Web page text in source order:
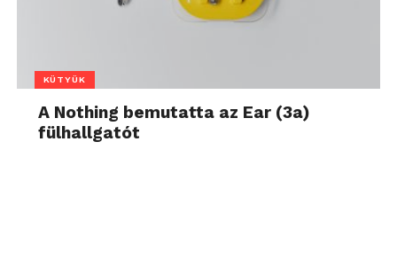
KÜTYÜK
A Nothing bemutatta az Ear (3a)
fülhallgatót